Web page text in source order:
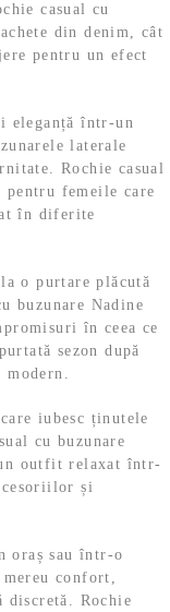
casual cu
din denim, cât
pentru un efect
eleganță într-un
laterale
Rochie casual
pentru femeile care
în diferite
o purtare plăcută
buzunare Nadine
în ceea ce
sezon după
modern.
iubesc ținutele
cu buzunare
outfit relaxat într-
și
oraș sau într-o
confort,
discretă. Rochie